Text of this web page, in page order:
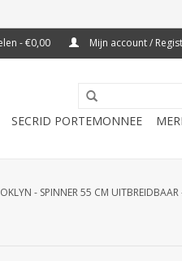
- €0,00 Mijn account /
SECRID PORTEMONNEE
- SPINNER 55 CM UITBREIDBAAR